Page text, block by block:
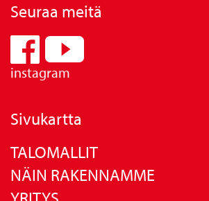
Seuraa meitä
instagram
Sivukartta
TALOMALLIT
NÄIN RAKENNAMME